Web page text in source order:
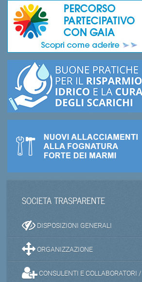
SOCIETA TRASPARENTE
DISPOSIZIONI GENERALI
ORGANIZZAZIONE
CONSULENTI E COLLABORATORI